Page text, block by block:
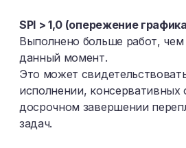
SPI > 1,0 (опережение
Выполнено больше работ, чем
данный момент.
Это может
исполнении, консервативных
досрочном завершении
задач.